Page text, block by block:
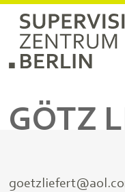
GÖTZ